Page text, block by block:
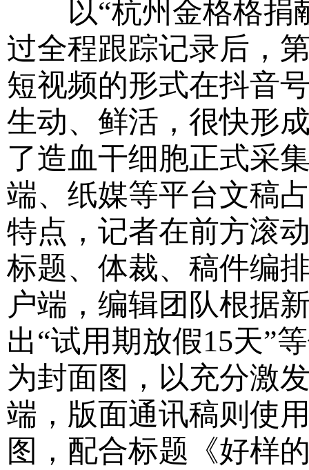
以“杭州金格格捐
过全程跟踪记录后，
短视频的形式在抖音
生动、鲜活，很快形
了造血干细胞正式采
端、纸媒等平台文稿
特点，记者在前方滚
标题、体裁、稿件编
户端，编辑团队根据
出“试用期放假15天”
为封面图，以充分激
端，版面通讯稿则使
图，配合标题《好样